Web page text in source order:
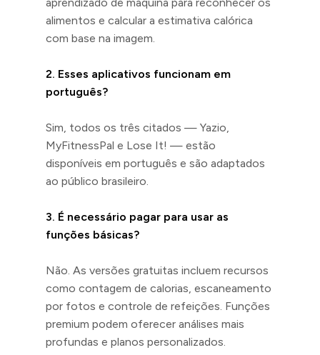
alimentos e calcular a estimativa calórica
com base na imagem.
2. Esses aplicativos funcionam em
português?
Sim, todos os três citados — Yazio,
MyFitnessPal e Lose It! — estão
disponíveis em português e são adaptados
ao público brasileiro.
3. É necessário pagar para usar as
funções básicas?
Não. As versões gratuitas incluem recursos
como contagem de calorias, escaneamento
por fotos e controle de refeições. Funções
premium podem oferecer análises mais
profundas e planos personalizados.